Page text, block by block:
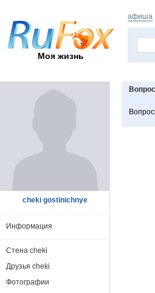
Моя жизнь
афиша
cheki gostinichnye
Информация
Стена cheki
Друзья cheki
Фотографии